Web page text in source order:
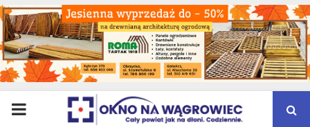
PRIMARY